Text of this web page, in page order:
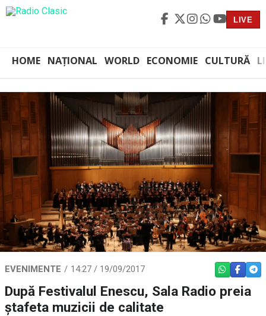
LIVE
HOME NAȚIONAL WORLD ECONOMIE CULTURĂ
EVENIMENTE 14:27 / 19/09/2017 WHATSAPP
După Festivalul Enescu, Sala Radio preia
ștafeta muzicii de calitate